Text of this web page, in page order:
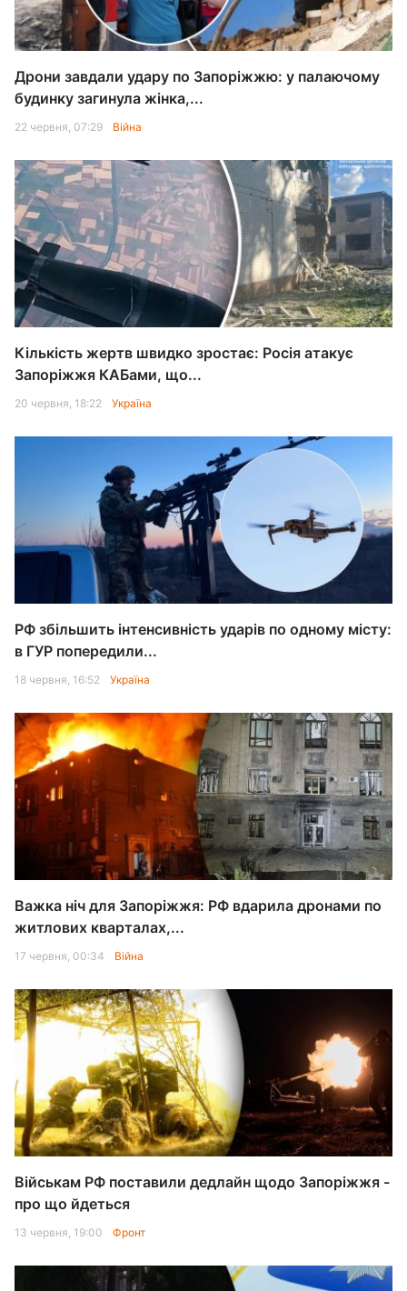
Дрони завдали удару по Запоріжжю: у палаючому
будинку загинула жінка,...
22 червня, 07:29 Війна
Кількість жертв швидко зростає: Росія атакує
Запоріжжя КАБами, що...
20 червня, 18:22 Україна
РФ збільшить інтенсивність ударів по одному місту:
в ГУР попередили...
18 червня, 16:52 Україна
Важка ніч для Запоріжжя: РФ вдарила дронами по
житлових кварталах,...
17 червня, 00:34 Війна
Військам РФ поставили дедлайн щодо Запоріжжя -
про що йдеться
13 червня, 19:00 Фронт